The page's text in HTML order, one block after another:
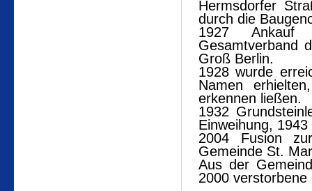
Hermsdorfer
durch die
1927 Ankauf
Gesamtverband
Groß Berlin.
1928 wurde
Namen
erkennen ließen.
1932
Einweihung,
2004 Fusion
Gemeinde St.
Aus der
2000